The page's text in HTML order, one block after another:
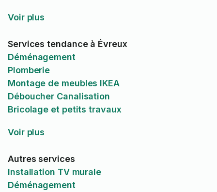
Voir plus
Services tendance à Évreux
Déménagement
Plomberie
Montage de meubles IKEA
Déboucher Canalisation
Bricolage et petits travaux
Voir plus
Autres services
Installation TV murale
Déménagement